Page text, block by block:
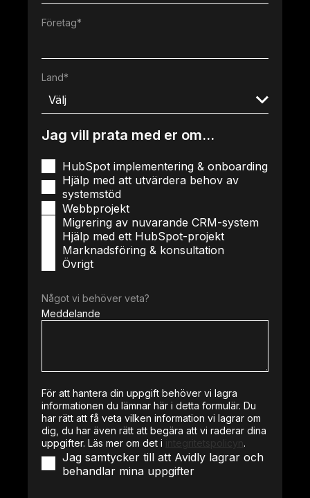
Företag*
Land*
Jag vill prata med er om...
HubSpot implementering & onboarding
Hjälp med att utvärdera behov av
systemstöd
Webbprojekt
Migrering av nuvarande CRM-system
Hjälp med ett HubSpot-projekt
Marknadsföring & konsultation
Övrigt
Något vi behöver veta?
Meddelande
För att hantera din uppgift behöver vi lagra
informationen du lämnar här i detta formulär. Du
har rätt att få veta vilken information vi lagrar om
dig, du har även rätt att begära att vi raderar dina
uppgifter. Läs mer om det i
integritetspolicyn .
Jag samtycker till att Avidly lagrar och
behandlar mina uppgifter